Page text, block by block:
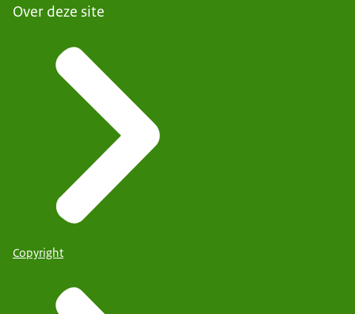
Over deze site
Copyright